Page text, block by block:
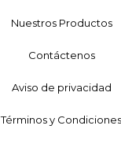
Nuestros Productos
Contáctenos
Aviso de privacidad
Términos y Condiciones